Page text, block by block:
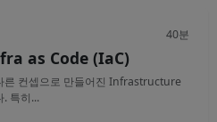
40분
as Code (IaC)
컨셉으로 만들어진 Infrastructure
특히...